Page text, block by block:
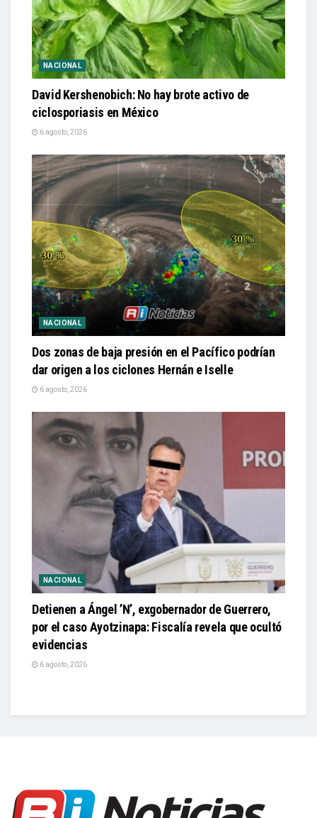
NACIONAL
David Kershenobich: No hay brote activo de
ciclosporiasis en México
6 agosto, 2026
NACIONAL
Dos zonas de baja presión en el Pacífico podrían
dar origen a los ciclones Hernán e Iselle
6 agosto, 2026
NACIONAL
Detienen a Ángel ’N’, exgobernador de Guerrero,
por el caso Ayotzinapa: Fiscalía revela que ocultó
evidencias
6 agosto, 2026